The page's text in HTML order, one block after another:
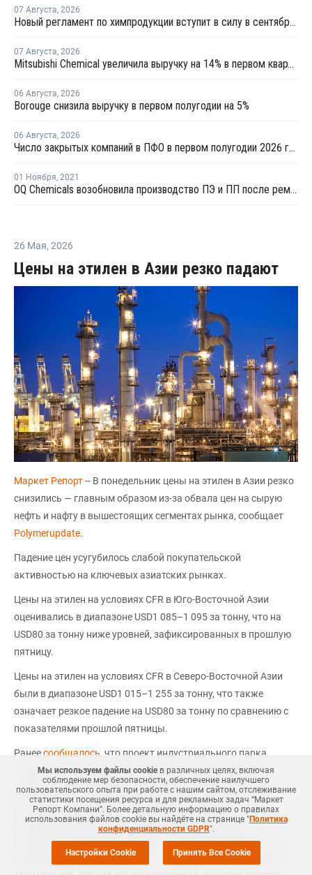
07 Августа, 2026
Новый регламент по химпродукции вступит в силу в сентябре 2027 года
07 Августа, 2026
Mitsubishi Chemical увеличила выручку на 14% в первом квартале японского финансового года
06 Августа, 2026
Borouge снизила выручку в первом полугодии на 5%
06 Августа, 2026
Число закрытых компаний в ПФО в первом полугодии 2026 года вдвое превысило число новых
01 Ноября, 2021
OQ Chemicals возобновила производство ПЭ и ПП после ремонта
26 Мая, 2026
Цены на этилен в Азии резко падают
Маркет Репорт-- В понедельник цены на этилен в Азии резко
снизились — главным образом из-за обвала цен на сырую
нефть и нафту в вышестоящих сегментах рынка, сообщает
Polymerupdate.
Падение цен усугубилось слабой покупательской
активностью на ключевых азиатских рынках.
Цены на этилен на условиях CFR в Юго-Восточной Азии
оценивались в диапазоне USD1 085–1 095 за тонну, что на
USD80 за тонну ниже уровней, зафиксированных в прошлую
пятницу.
Цены на этилен на условиях CFR в Северо-Восточной Азии
были в диапазоне USD1 015–1 255 за тонну, что также
означает резкое падение на USD80 за тонну по сравнению с
показателями прошлой пятницы.
Ранеесообщалось , что проект индустриального парка
"Этилен 600" разместили на сайте антикоррупционной
комиссии, где он пройдет экспертизу. Строительство будет
осуществляться в одну очередь. Парк, площадью 2 тыс.
гектаров, расположится на землях Нижнекамского и
Тукаевского районов Татарстана. Власти республики через
управлющую компанию вложат в инфраструктуру объекта
Мы используем файлы cookieв различных целях, включая
соблюдение мер безопасности, обеспечение наилучшего
пользовательского опыта при работе с нашим сайтом, отслеживание
статистики посещения ресурса и для рекламных задач “Маркет
Репорт Компани”. Более детальную информацию о правилах
использования файлов cookie вы найдёте на странице "Политика
конфиденциальности GDPR".
Настройки Cookie Принять Все Cookie